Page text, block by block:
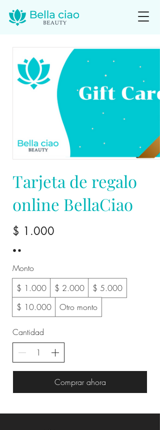
Tarjeta de regalo
online BellaCiao
$ 1.000
Monto
$ 1.000
$ 2.000
$ 5.000
$ 10.000
Otro monto
Cantidad
Comprar ahora